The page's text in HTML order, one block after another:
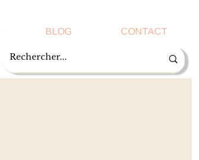
BLOG CONTACT